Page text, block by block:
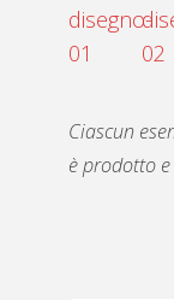
Ciascun
è prodotto